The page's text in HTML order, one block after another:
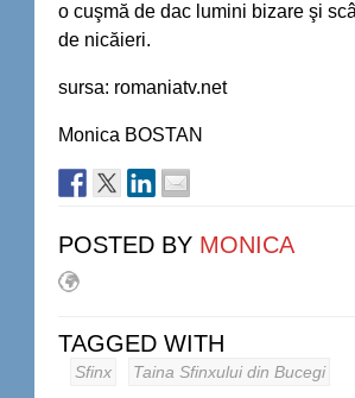
o cuşmă de dac lumini bizare şi
de nicăieri.
sursa: romaniatv.net
Monica BOSTAN
POSTED BY MONICA
TAGGED WITH
Sfinx Taina Sfinxului din Bucegi